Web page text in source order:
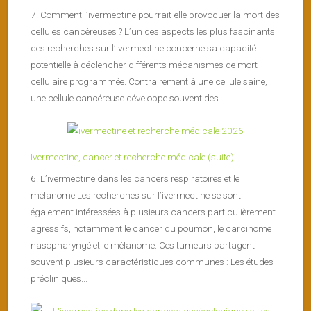
7. Comment l’ivermectine pourrait-elle provoquer la mort des
cellules cancéreuses ? L’un des aspects les plus fascinants
des recherches sur l’ivermectine concerne sa capacité
potentielle à déclencher différents mécanismes de mort
cellulaire programmée. Contrairement à une cellule saine,
une cellule cancéreuse développe souvent des...
Ivermectine, cancer et recherche médicale (suite)
6. L’ivermectine dans les cancers respiratoires et le
mélanome Les recherches sur l’ivermectine se sont
également intéressées à plusieurs cancers particulièrement
agressifs, notamment le cancer du poumon, le carcinome
nasopharyngé et le mélanome. Ces tumeurs partagent
souvent plusieurs caractéristiques communes : Les études
précliniques...